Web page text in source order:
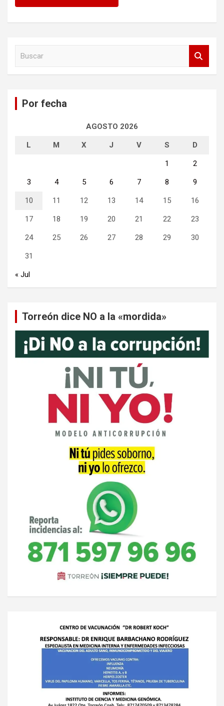
Por fecha
AGOSTO 2026
L M X J V S D
1 2
3 4 5 6 7 8 9
10 11 12 13 14 15 16
17 18 19 20 21 22 23
24 25 26 27 28 29 30
31
« Jul
Torreón dice NO a la «mordida»